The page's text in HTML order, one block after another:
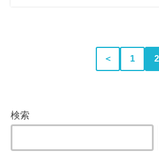
＜ 1 2
検索